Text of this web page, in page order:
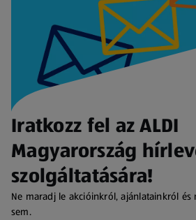
Iratkozz fel az ALDI
Magyarország
szolgáltatására!
Ne maradj le akcióinkról, ajánlatainkról
sem.